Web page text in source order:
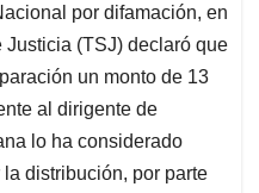
por difamación, en
(TSJ) declaró que
un monto de 13
al dirigente de
lo ha considerado
distribución, por parte